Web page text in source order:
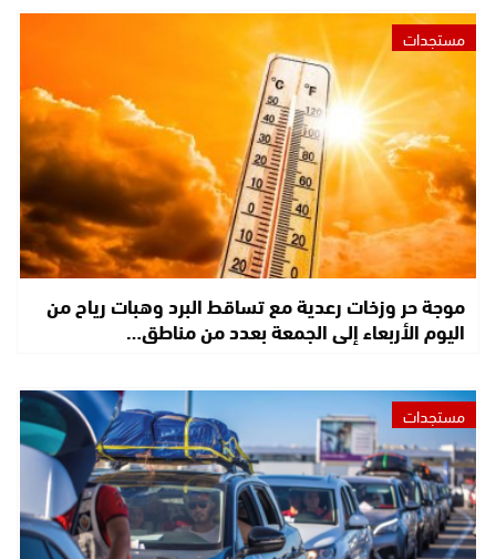
مستجدات
موجة حر وزخات رعدية مع تساقط البرد وهبات رياح من
اليوم الأربعاء إلى الجمعة بعدد من مناطق…
مستجدات